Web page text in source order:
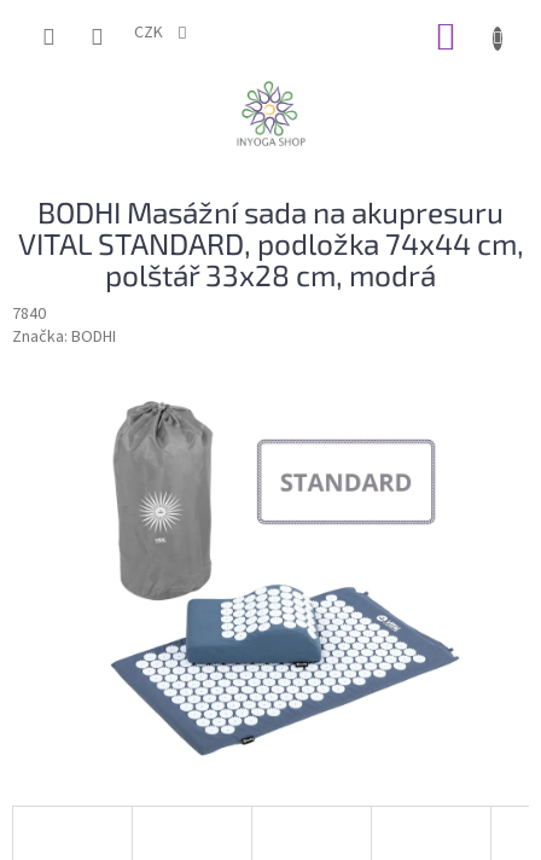
CZK
BODHI Masážní sada na akupresuru
VITAL STANDARD, podložka 74x44 cm,
polštář 33x28 cm, modrá
7840
Značka: BODHI